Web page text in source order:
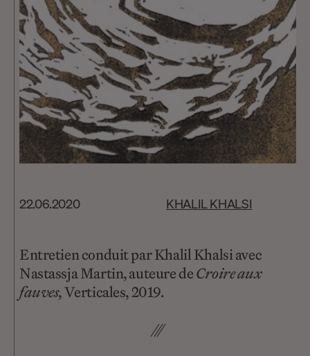
22.06.2020 KHALIL KHALSI
Entretien conduit par Khalil Khalsi avec
Nastassja Martin, auteure deCroire aux
fauves, Verticales, 2019.
///